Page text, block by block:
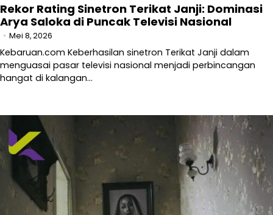
Rekor Rating Sinetron Terikat Janji: Dominasi
Arya Saloka di Puncak Televisi Nasional
Mei 8, 2026
Kebaruan.com Keberhasilan sinetron Terikat Janji dalam
menguasai pasar televisi nasional menjadi perbincangan
hangat di kalangan…